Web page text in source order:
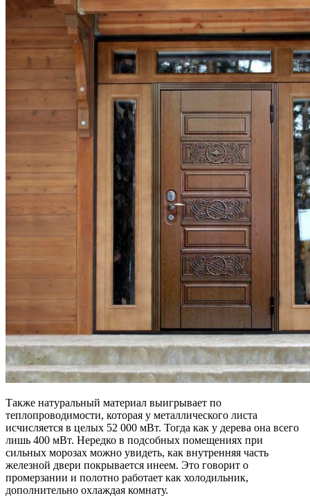
Также натуральный материал выигрывает по
теплопроводимости, которая у металлического листа
исчисляется в целых 52 000 мВт. Тогда как у дерева она всего
лишь 400 мВт. Нередко в подсобных помещениях при
сильных морозах можно увидеть, как внутренняя часть
железной двери покрывается инеем. Это говорит о
промерзании и полотно работает как холодильник,
дополнительно охлаждая комнату.